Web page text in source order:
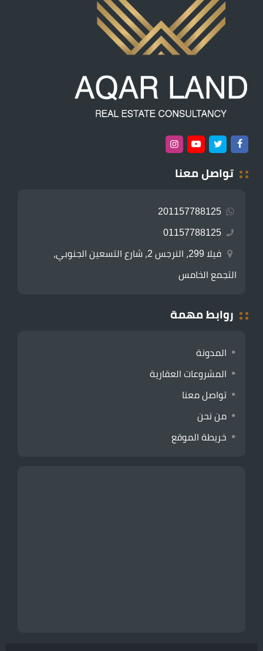
تواصل معنا
201157788125
01157788125
فيلا 299، النرجس 2، شارع التسعين الجنوبي،
التجمع الخامس
روابط مهمة
المدونة
المشروعات العقارية
تواصل معنا
من نحن
خريطة الموقع